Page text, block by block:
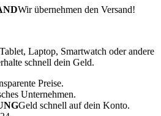
Wir übernehmen den Versand!
Laptop, Smartwatch oder andere
schnell dein Geld.
Preise.
Unternehmen.
Geld schnell auf dein Konto.